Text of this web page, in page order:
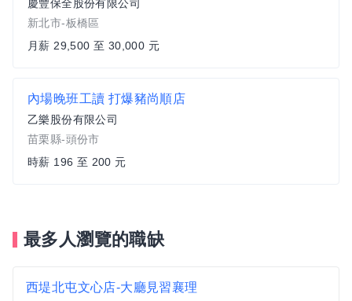
慶豐保全股份有限公司
新北市-板橋區
月薪 29,500 至 30,000 元
內場晚班工讀 打爆豬尚順店
乙樂股份有限公司
苗栗縣-頭份市
時薪 196 至 200 元
最多人瀏覽的職缺
西堤北屯文心店-大廳見習襄理